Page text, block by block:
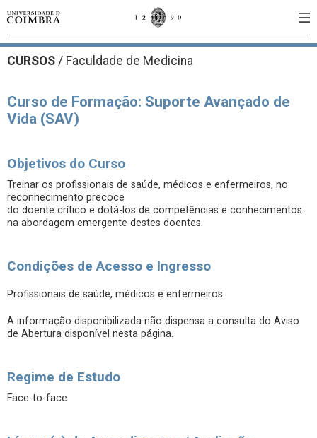
CURSOS / Faculdade de Medicina
Curso de Formação: Suporte Avançado de
Vida (SAV)
Objetivos do Curso
Treinar os profissionais de saúde, médicos e enfermeiros, no
reconhecimento precoce
do doente crítico e dotá-los de competências e conhecimentos
na abordagem emergente destes doentes.
Condições de Acesso e Ingresso
Profissionais de saúde, médicos e enfermeiros.
A informação disponibilizada não dispensa a consulta do Aviso
de Abertura disponível nesta página.
Regime de Estudo
Face-to-face